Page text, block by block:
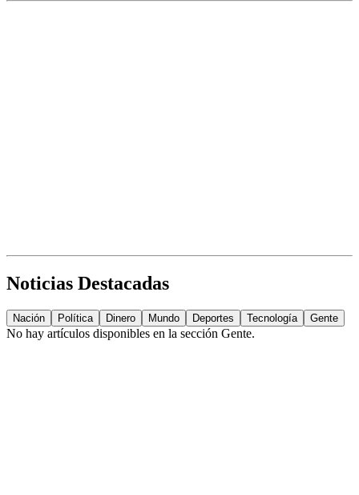
Noticias Destacadas
Nación Política Dinero Mundo Deportes Tecnología Gente
No hay artículos disponibles en la sección Gente.